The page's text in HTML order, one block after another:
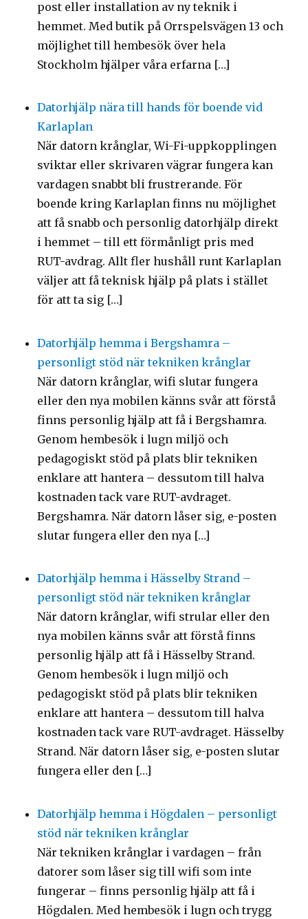
post eller installation av ny teknik i
hemmet. Med butik på Orrspelsvägen 13 och
möjlighet till hembesök över hela
Stockholm hjälper våra erfarna […]
Datorhjälp nära till hands för boende vid
Karlaplan
När datorn krånglar, Wi-Fi-uppkopplingen
sviktar eller skrivaren vägrar fungera kan
vardagen snabbt bli frustrerande. För
boende kring Karlaplan finns nu möjlighet
att få snabb och personlig datorhjälp direkt
i hemmet – till ett förmånligt pris med
RUT-avdrag. Allt fler hushåll runt Karlaplan
väljer att få teknisk hjälp på plats i stället
för att ta sig […]
Datorhjälp hemma i Bergshamra –
personligt stöd när tekniken krånglar
När datorn krånglar, wifi slutar fungera
eller den nya mobilen känns svår att förstå
finns personlig hjälp att få i Bergshamra.
Genom hembesök i lugn miljö och
pedagogiskt stöd på plats blir tekniken
enklare att hantera – dessutom till halva
kostnaden tack vare RUT-avdraget.
Bergshamra. När datorn låser sig, e-posten
slutar fungera eller den nya […]
Datorhjälp hemma i Hässelby Strand –
personligt stöd när tekniken krånglar
När datorn krånglar, wifi strular eller den
nya mobilen känns svår att förstå finns
personlig hjälp att få i Hässelby Strand.
Genom hembesök i lugn miljö och
pedagogiskt stöd på plats blir tekniken
enklare att hantera – dessutom till halva
kostnaden tack vare RUT-avdraget. Hässelby
Strand. När datorn låser sig, e-posten slutar
fungera eller den […]
Datorhjälp hemma i Högdalen – personligt
stöd när tekniken krånglar
När tekniken krånglar i vardagen – från
datorer som låser sig till wifi som inte
fungerar – finns personlig hjälp att få i
Högdalen. Med hembesök i lugn och trygg